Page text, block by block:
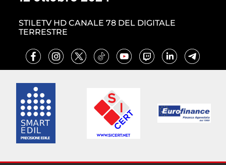
STILETV HD CANALE 78 DEL DIGITALE
TERRESTRE